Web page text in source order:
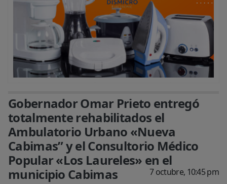
Gobernador Omar Prieto entregó
totalmente rehabilitados el
Ambulatorio Urbano «Nueva
Cabimas” y el Consultorio Médico
Popular «Los Laureles» en el
municipio Cabimas
7 octubre, 10:45 pm